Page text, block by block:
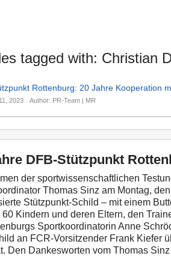
tagged with: Christian
Rottenburg: 20 Jahre Kooperation
2023 Author: PR-Team | MR
DFB-Stützpunkt
der sportwissenschaftlichen
Thomas Sinz am Montag,
Stützpunkt-Schild – mit einem
60 Kindern und deren Eltern, den
Sportkoordinatorin Anne
an FCR-Vorsitzender Frank Kiefer
Den Dankesworten vom Thomas